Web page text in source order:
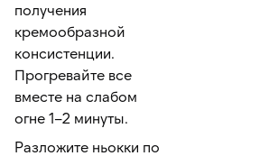
получения
кремообразной
консистенции.
Прогревайте все
вместе на слабом
огне 1–2 минуты.
Разложите ньокки по